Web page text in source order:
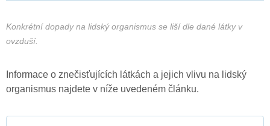
Konkrétní dopady na lidský organismus se liší dle dané látky v
ovzduší.
Informace o znečisťujících látkách a jejich vlivu na lidský
organismus najdete v níže uvedeném článku.